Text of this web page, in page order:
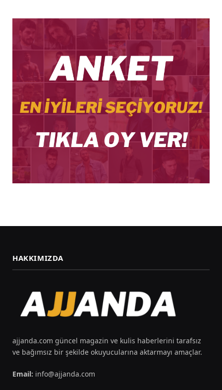
HAKKIMIZDA
ajjanda.com güncel magazin ve kulis haberlerini tarafsız
ve bağımsız bir şekilde okuyucularına aktarmayı amaçlar.
Email: info@ajjanda.com